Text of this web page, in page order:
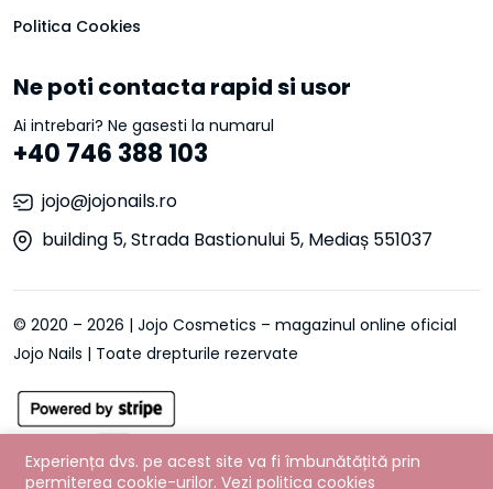
Politica Cookies
Ne poti contacta rapid si usor
Ai intrebari? Ne gasesti la numarul
+40 746 388 103
jojo@jojonails.ro
building 5, Strada Bastionului 5, Mediaș 551037
© 2020 – 2026 | Jojo Cosmetics – magazinul online oficial
Jojo Nails | Toate drepturile rezervate
Experiența dvs. pe acest site va fi îmbunătățită prin
permiterea cookie-urilor. Vezi politica cookies